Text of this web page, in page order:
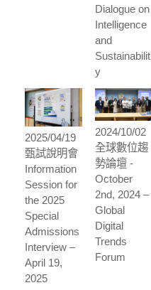
Dialogue on
Intelligence
and
Sustainabilit
y
2025/04/19
甄試說明會
Information
Session for
the 2025
Special
Admissions
Interview –
April 19,
2025
2024/10/02
全球數位趨
勢論壇 -
October
2nd, 2024 –
Global
Digital
Trends
Forum